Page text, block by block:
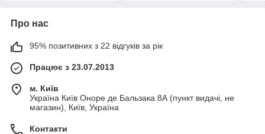
Про нас
95% позитивних з 22 відгуків за рік
Працює з 23.07.2013
м. Київ
Україна Київ Оноре де Бальзака 8А (пункт видачі, не
магазин), Київ, Україна
Контакти